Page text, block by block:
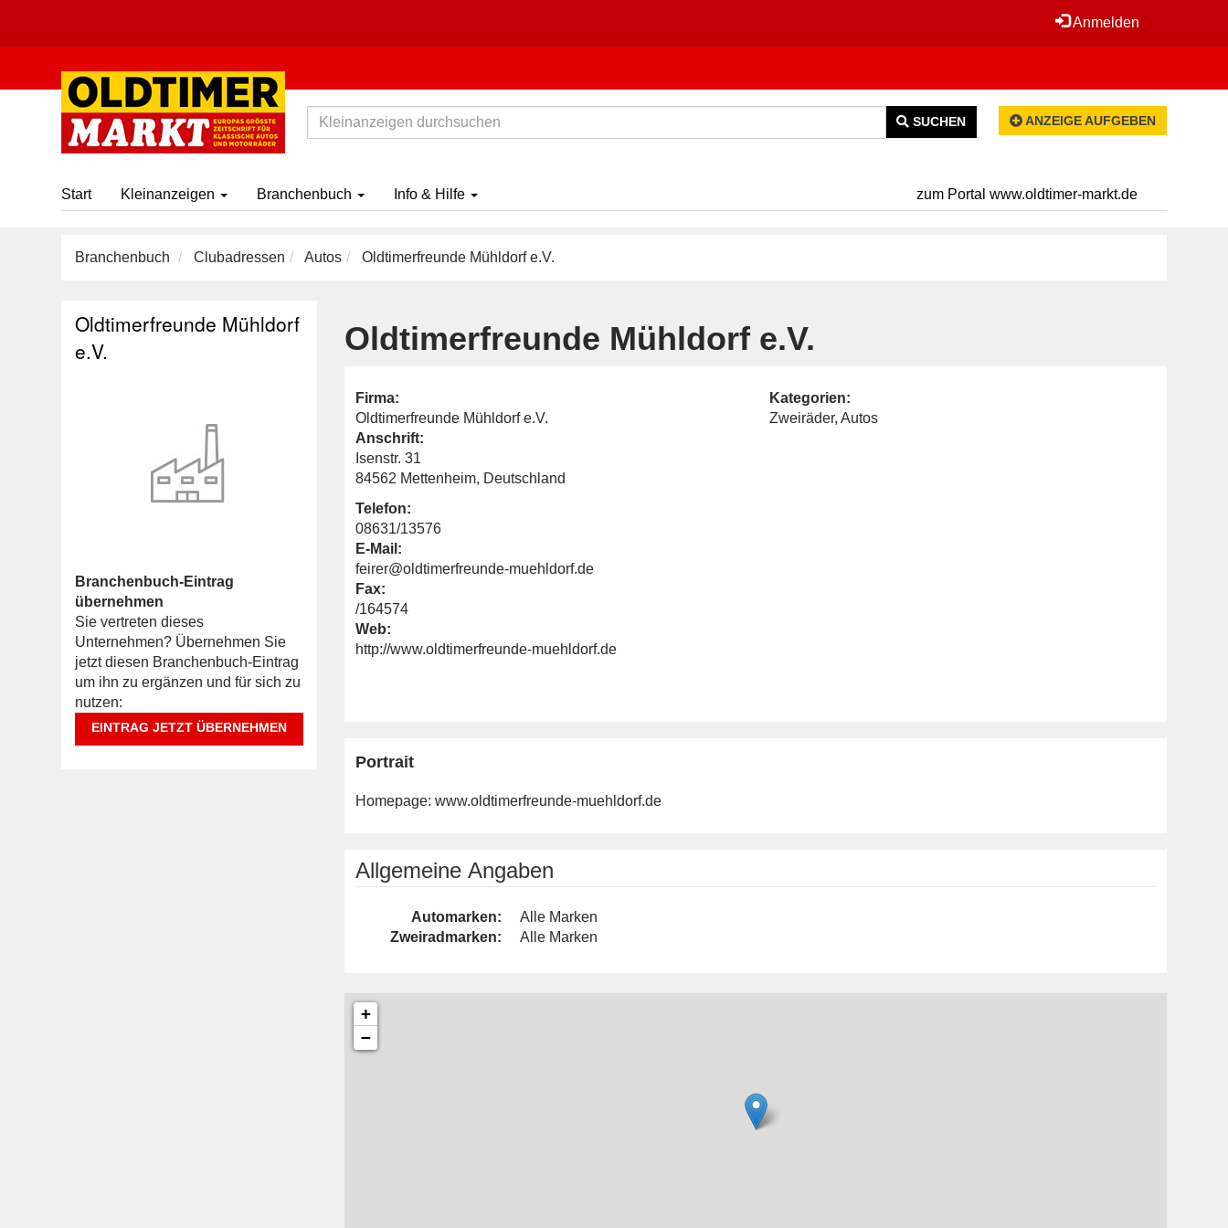
Anmelden
SUCHEN ANZEIGE AUFGEBEN
Start Kleinanzeigen Branchenbuch Info & Hilfe zum Portal www.oldtimer-markt.de
Branchenbuch Clubadressen Autos Oldtimerfreunde Mühldorf e.V.
Oldtimerfreunde Mühldorf e.V.
Firma:
Oldtimerfreunde Mühldorf e.V.
Anschrift:
Isenstr. 31
84562 Mettenheim, Deutschland
Telefon:
08631/13576
E-Mail:
feirer@oldtimerfreunde-muehldorf.de
Fax:
/164574
Web:
http://www.oldtimerfreunde-muehldorf.de
Kategorien:
Zweiräder, Autos
Portrait
Homepage: www.oldtimerfreunde-muehldorf.de
Allgemeine Angaben
Automarken:
Alle Marken
Zweiradmarken:
Alle Marken
+
−
Oldtimerfreunde Mühldorf
e.V.
Branchenbuch-Eintrag
übernehmen
Sie vertreten dieses
Unternehmen? Übernehmen Sie
jetzt diesen Branchenbuch-Eintrag
um ihn zu ergänzen und für sich zu
nutzen:
EINTRAG JETZT ÜBERNEHMEN